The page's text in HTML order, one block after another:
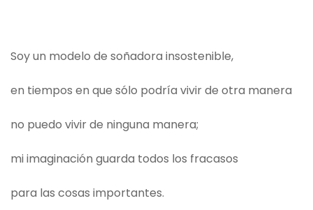
Soy un modelo de soñadora insostenible,
en tiempos en que sólo podría vivir de otra manera
no puedo vivir de ninguna manera;
mi imaginación guarda todos los fracasos
para las cosas importantes.